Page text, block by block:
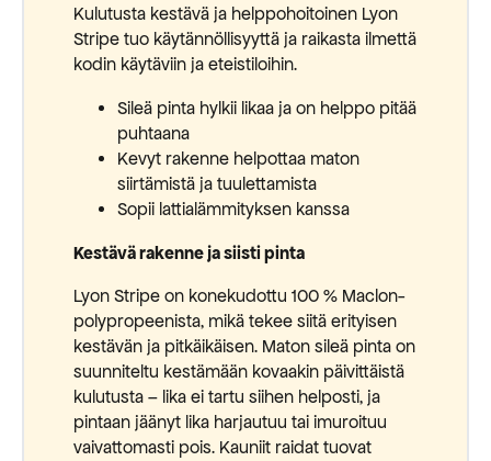
Kulutusta kestävä ja helppohoitoinen Lyon
Stripe tuo käytännöllisyyttä ja raikasta ilmettä
kodin käytäviin ja eteistiloihin.
Sileä pinta hylkii likaa ja on helppo pitää
puhtaana
Kevyt rakenne helpottaa maton
siirtämistä ja tuulettamista
Sopii lattialämmityksen kanssa
Kestävä rakenne ja siisti pinta
Lyon Stripe on konekudottu 100 % Maclon-
polypropeenista, mikä tekee siitä erityisen
kestävän ja pitkäikäisen. Maton sileä pinta on
suunniteltu kestämään kovaakin päivittäistä
kulutusta – lika ei tartu siihen helposti, ja
pintaan jäänyt lika harjautuu tai imuroituu
vaivattomasti pois. Kauniit raidat tuovat